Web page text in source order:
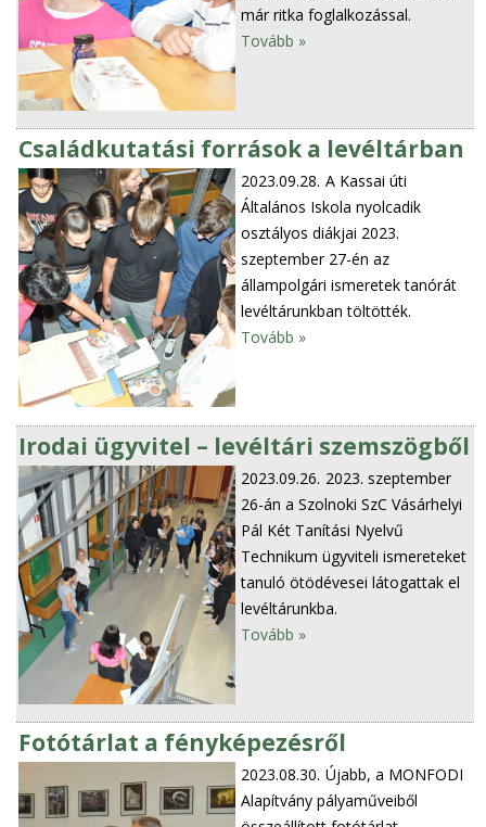
már ritka foglalkozással.
Tovább »
Családkutatási források a levéltárban
2023.09.28. A Kassai úti
Általános Iskola nyolcadik
osztályos diákjai 2023.
szeptember 27-én az
állampolgári ismeretek tanórát
levéltárunkban töltötték.
Tovább »
Irodai ügyvitel – levéltári szemszögből
2023.09.26. 2023. szeptember
26-án a Szolnoki SzC Vásárhelyi
Pál Két Tanítási Nyelvű
Technikum ügyviteli ismereteket
tanuló ötödévesei látogattak el
levéltárunkba.
Tovább »
Fotótárlat a fényképezésről
2023.08.30. Újabb, a MONFODI
Alapítvány pályaműveiből